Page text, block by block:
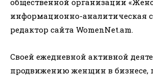
информационно-аналитическая
редактор сайта WomenNet.am.
Своей ежедневной активной
продвижению женщин в бизнесе,